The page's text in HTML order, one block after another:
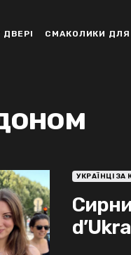
СМАКОЛИКИ ДЛЯ
УКРАЇНЦІ